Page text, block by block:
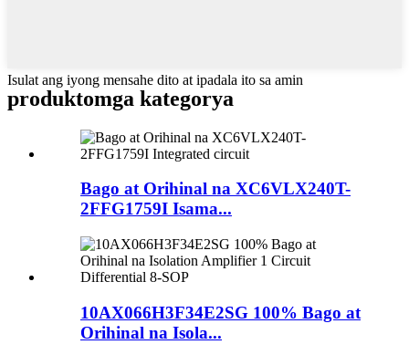
Isulat ang iyong mensahe dito at ipadala ito sa amin
produktomga kategorya
Bago at Orihinal na XC6VLX240T-
2FFG1759I Isama...
10AX066H3F34E2SG 100% Bago at
Orihinal na Isola...